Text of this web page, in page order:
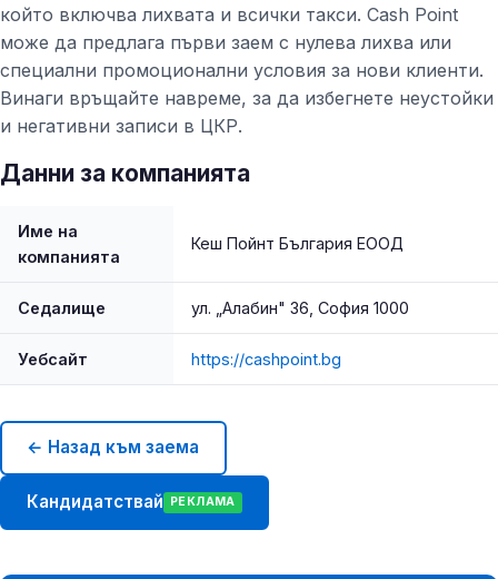
който включва лихвата и всички такси. Cash Point
може да предлага първи заем с нулева лихва или
специални промоционални условия за нови клиенти.
Винаги връщайте навреме, за да избегнете неустойки
и негативни записи в ЦКР.
Данни за компанията
Име на
компанията
Кеш Пойнт България ЕООД
Седалище ул. „Алабин" 36, София 1000
Уебсайт https://cashpoint.bg
← Назад към заема
Кандидатствай РЕКЛАМА